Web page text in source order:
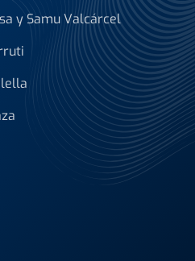
y Samu Valcárcel